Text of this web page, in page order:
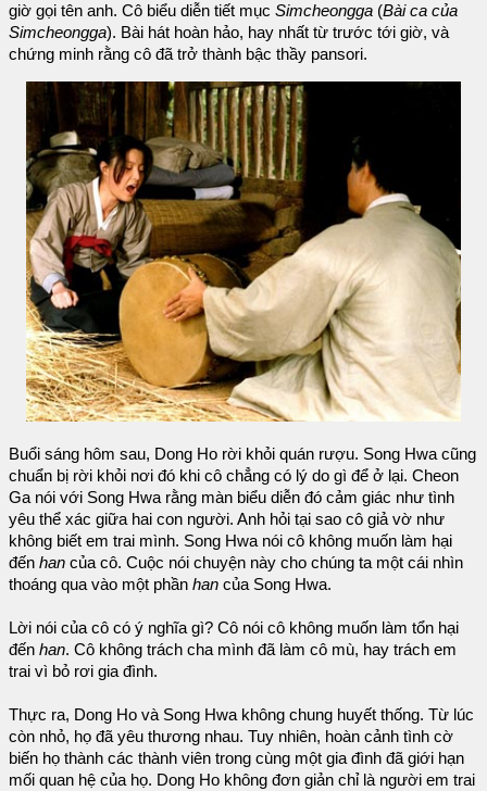
giờ gọi tên anh. Cô biểu diễn tiết mục Simcheongga (Bài ca của
Simcheongga). Bài hát hoàn hảo, hay nhất từ trước tới giờ, và
chứng minh rằng cô đã trở thành bậc thầy pansori.
Buổi sáng hôm sau, Dong Ho rời khỏi quán rượu. Song Hwa cũng
chuẩn bị rời khỏi nơi đó khi cô chẳng có lý do gì để ở lại. Cheon
Ga nói với Song Hwa rằng màn biểu diễn đó cảm giác như tình
yêu thể xác giữa hai con người. Anh hỏi tại sao cô giả vờ như
không biết em trai mình. Song Hwa nói cô không muốn làm hại
đến han của cô. Cuộc nói chuyện này cho chúng ta một cái nhìn
thoáng qua vào một phần han của Song Hwa.
Lời nói của cô có ý nghĩa gì? Cô nói cô không muốn làm tổn hại
đến han. Cô không trách cha mình đã làm cô mù, hay trách em
trai vì bỏ rơi gia đình.
Thực ra, Dong Ho và Song Hwa không chung huyết thống. Từ lúc
còn nhỏ, họ đã yêu thương nhau. Tuy nhiên, hoàn cảnh tình cờ
biến họ thành các thành viên trong cùng một gia đình đã giới hạn
mối quan hệ của họ. Dong Ho không đơn giản chỉ là người em trai